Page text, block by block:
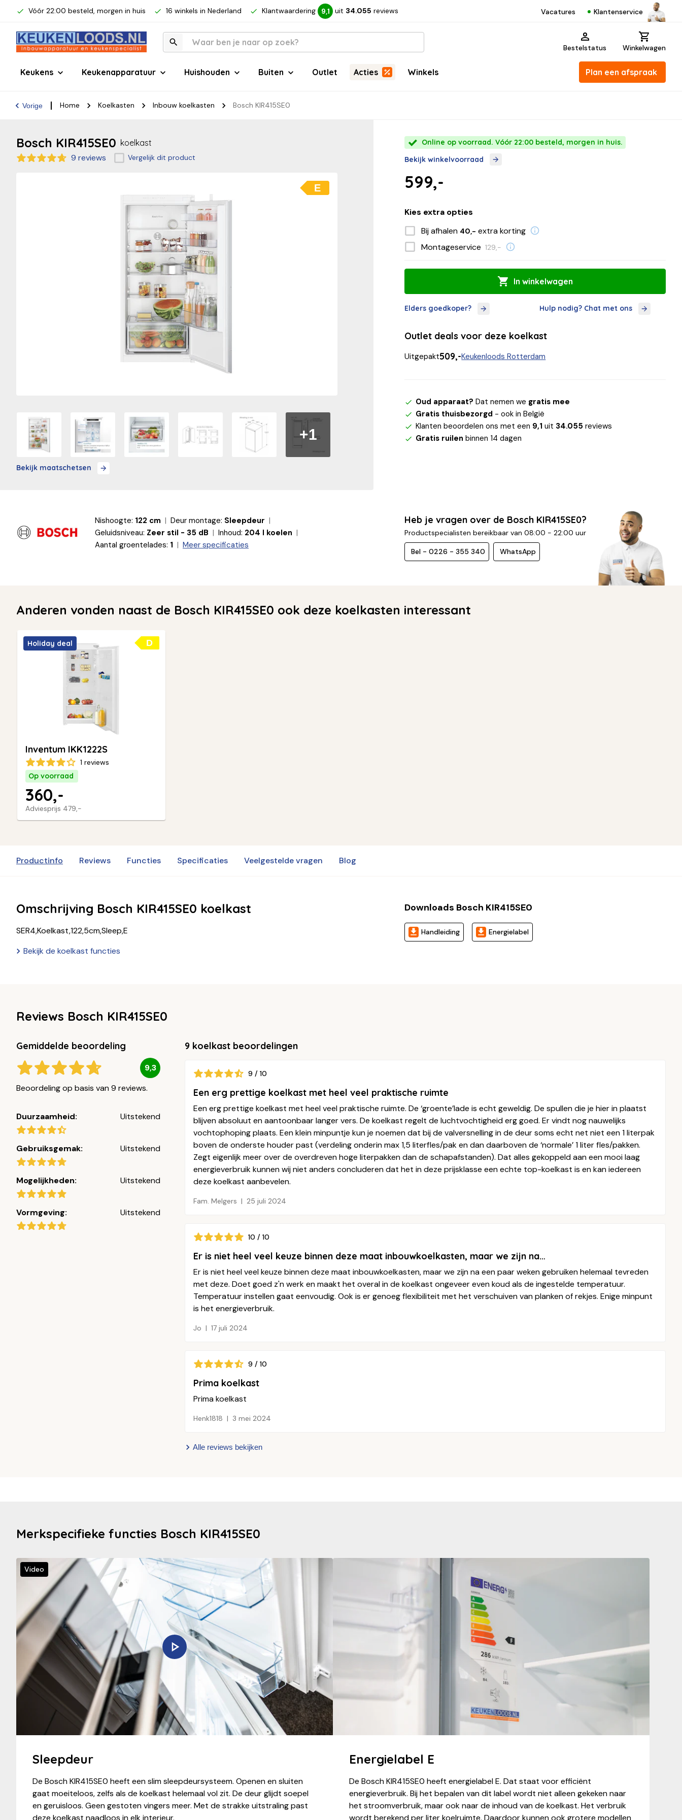
Vóór 22:00 besteld, morgen in huis 16 winkels in Nederland Klantwaardering 9,1 uit 34.055 reviews Vacatures Klantenservice
Bestelstatus Winkelwagen
Keukens Keukenapparatuur Huishouden Buiten Outlet Acties Winkels Plan een afspraak
Vorige Home Koelkasten Inbouw koelkasten Bosch KIR415SE0
Bosch KIR415SE0 koelkast
9 reviews Vergelijk dit product
+1
E
Bekijk maatschetsen
Online op voorraad. Vóór 22:00 besteld, morgen in huis.
Bekijk winkelvoorraad
599,-
Kies extra opties
Bij afhalen 40,- extra korting
Montageservice 129,-
In winkelwagen
Elders goedkoper? Hulp nodig? Chat met ons
Outlet deals voor deze koelkast
Uitgepakt509,-Keukenloods Rotterdam
Oud apparaat? Dat nemen we gratis mee
Gratis thuisbezorgd - ook in België
Klanten beoordelen ons met een 9,1 uit 34.055 reviews
Gratis ruilen binnen 14 dagen
Nishoogte: 122 cm Deur montage: Sleepdeur
Geluidsniveau: Zeer stil - 35 dB Inhoud: 204 l koelen
Aantal groentelades: 1 Meer specificaties
Heb je vragen over de Bosch KIR415SE0?
Productspecialisten bereikbaar van 08:00 - 22:00 uur
Bel - 0226 - 355 340 WhatsApp
Anderen vonden naast de Bosch KIR415SE0 ook deze koelkasten interessant
D
Holiday deal
Inventum IKK1222S
1 reviews
Op voorraad
Adviesprijs 479,-
360,-
Productinfo Reviews Functies Specificaties Veelgestelde vragen Blog
Omschrijving Bosch KIR415SE0 koelkast
SER4,Koelkast,122,5cm,Sleep,E
Bekijk de koelkast functies
Downloads Bosch KIR415SE0
Handleiding Energielabel
Reviews Bosch KIR415SE0
Gemiddelde beoordeling
9,3
Beoordeling op basis van 9 reviews.
Duurzaamheid: Uitstekend
Gebruiksgemak: Uitstekend
Mogelijkheden: Uitstekend
Vormgeving: Uitstekend
9 koelkast beoordelingen
9 / 10
Een erg prettige koelkast met heel veel praktische ruimte
Een erg prettige koelkast met heel veel praktische ruimte. De ‘groente’lade is echt geweldig. De spullen die je hier in plaatst
blijven absoluut en aantoonbaar langer vers. De koelkast regelt de luchtvochtigheid erg goed. Er vindt nog nauwelijks
vochtophoping plaats. Een klein minpuntje kun je noemen dat bij de valversnelling in de deur soms echt net niet een 1 literpak
boven de onderste houder past (verdeling onderin max 1,5 literfles/pak en dan daarboven de ‘normale’ 1 liter fles/pakken.
Zegt eigenlijk meer over de overdreven hoge literpakken dan de schapafstanden). Dat alles gekoppeld aan een mooi laag
energieverbruik kunnen wij niet anders concluderen dat het in deze prijsklasse een echte top-koelkast is en kan iedereen
deze koelkast aanbevelen.
Fam. Melgers 25 juli 2024
10 / 10
Er is niet heel veel keuze binnen deze maat inbouwkoelkasten, maar we zijn na…
Er is niet heel veel keuze binnen deze maat inbouwkoelkasten, maar we zijn na een paar weken gebruiken helemaal tevreden
met deze. Doet goed z'n werk en maakt het overal in de koelkast ongeveer even koud als de ingestelde temperatuur.
Temperatuur instellen gaat eenvoudig. Ook is er genoeg flexibiliteit met het verschuiven van planken of rekjes. Enige minpunt
is het energieverbruik.
Jo 17 juli 2024
9 / 10
Prima koelkast
Prima koelkast
Henk1818 3 mei 2024
Alle reviews bekijken
Merkspecifieke functies Bosch KIR415SE0
Video
Sleepdeur
De Bosch KIR415SE0 heeft een slim sleepdeursysteem. Openen en sluiten
gaat moeiteloos, zelfs als de koelkast helemaal vol zit. De deur glijdt soepel
en geruisloos. Geen gestoten vingers meer. Met de strakke uitstraling past
deze koelkast naadloos in elk interieur.
Energielabel E
De Bosch KIR415SE0 heeft energielabel E. Dat staat voor efficiënt
energieverbruik. Bij het bepalen van dit label wordt niet alleen gekeken naar
het stroomverbruik, maar ook naar de inhoud van de koelkast. Het verbruik
wordt berekend per liter koelruimte. Daardoor kunnen ook grotere modellen